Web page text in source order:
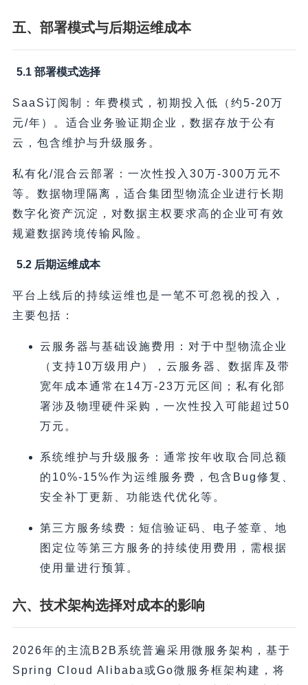
五、部署模式与后期运维成本
5.1 部署模式选择
SaaS订阅制：年费模式，初期投入低（约5-20万
元/年）。适合业务验证期企业，数据存放于公有
云，包含维护与升级服务。
私有化/混合云部署：一次性投入30万-300万元不
等。数据物理隔离，适合集团型物流企业进行长期
数字化资产沉淀，对数据主权要求高的企业可有效
规避数据跨境传输风险。
5.2 后期运维成本
平台上线后的持续运维也是一笔不可忽视的投入，
主要包括：
云服务器与基础设施费用：对于中型物流企业
（支持10万级用户），云服务器、数据库及带
宽年成本通常在14万-23万元区间；私有化部
署涉及物理硬件采购，一次性投入可能超过50
万元。
系统维护与升级服务：通常按年收取合同总额
的10%-15%作为运维服务费，包含Bug修复、
安全补丁更新、功能迭代优化等。
第三方服务续费：短信验证码、电子签章、地
图定位等第三方服务的持续使用费用，需根据
使用量进行预算。
六、技术架构选择对成本的影响
2026年的主流B2B系统普遍采用微服务架构，基于
Spring Cloud Alibaba或Go微服务框架构建，将